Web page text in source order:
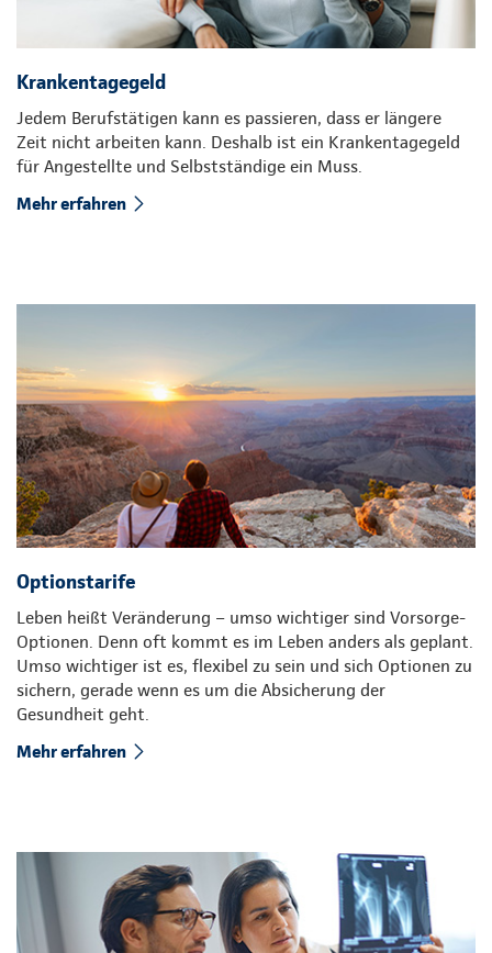
Krankentagegeld
Jedem Berufstätigen kann es passieren, dass er längere
Zeit nicht arbeiten kann. Deshalb ist ein Krankentagegeld
für Angestellte und Selbstständige ein Muss.
Mehr erfahren
Optionstarife
Leben heißt Veränderung – umso wichtiger sind Vorsorge-
Optionen. Denn oft kommt es im Leben anders als geplant.
Umso wichtiger ist es, flexibel zu sein und sich Optionen zu
sichern, gerade wenn es um die Absicherung der
Gesundheit geht.
Mehr erfahren